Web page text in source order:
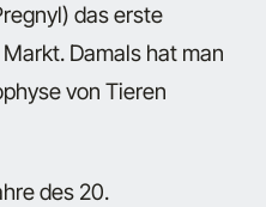
das erste
Damals hat man
von Tieren
des 20.